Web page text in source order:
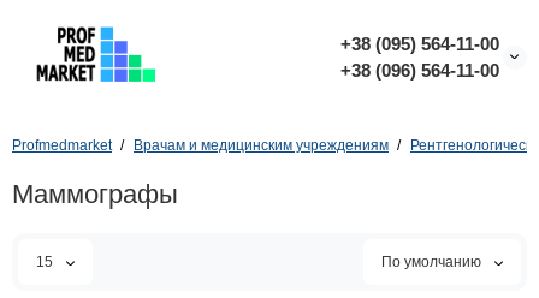
+38 (095) 564-11-00
+38 (096) 564-11-00
Profmedmarket Врачам и медицинским учреждениям
Маммографы
15 По умолчанию